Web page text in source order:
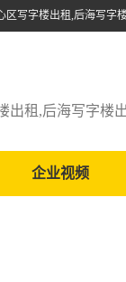
企业视频